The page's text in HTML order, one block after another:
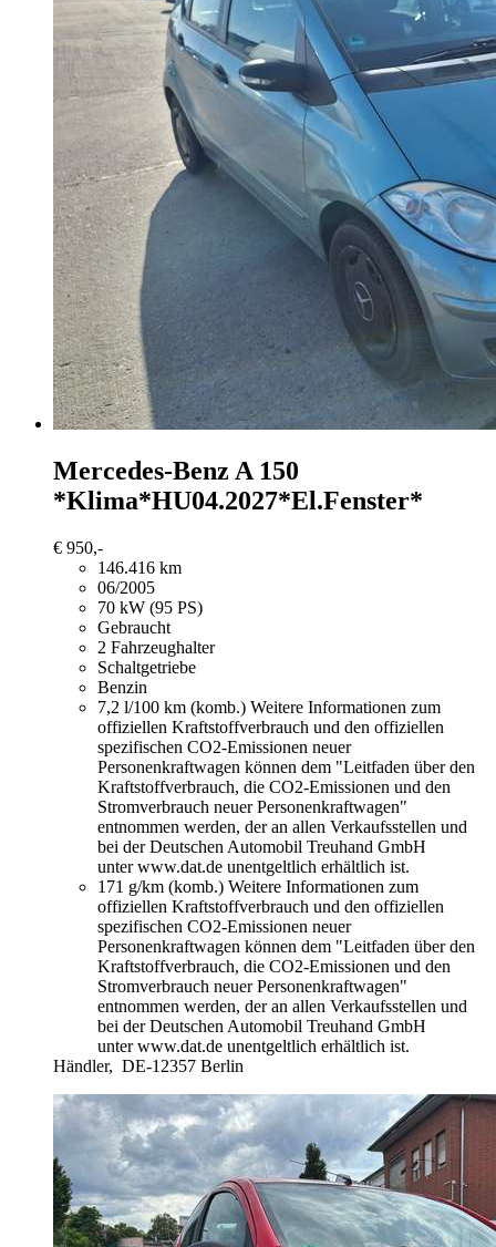
Mercedes-Benz A 150
*Klima*HU04.2027*El.Fenster*
€ 950,-
146.416 km
06/2005
70 kW (95 PS)
Gebraucht
2 Fahrzeughalter
Schaltgetriebe
Benzin
7,2 l/100 km (komb.) Weitere Informationen zum
offiziellen Kraftstoffverbrauch und den offiziellen
spezifischen CO2-Emissionen neuer
Personenkraftwagen können dem "Leitfaden über den
Kraftstoffverbrauch, die CO2-Emissionen und den
Stromverbrauch neuer Personenkraftwagen"
entnommen werden, der an allen Verkaufsstellen und
bei der Deutschen Automobil Treuhand GmbH
unter www.dat.de unentgeltlich erhältlich ist.
171 g/km (komb.) Weitere Informationen zum
offiziellen Kraftstoffverbrauch und den offiziellen
spezifischen CO2-Emissionen neuer
Personenkraftwagen können dem "Leitfaden über den
Kraftstoffverbrauch, die CO2-Emissionen und den
Stromverbrauch neuer Personenkraftwagen"
entnommen werden, der an allen Verkaufsstellen und
bei der Deutschen Automobil Treuhand GmbH
unter www.dat.de unentgeltlich erhältlich ist.
Händler, DE-12357 Berlin